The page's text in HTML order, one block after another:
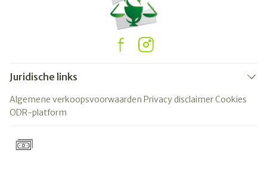
Juridische links
Algemene verkoopsvoorwaarden Privacy disclaimerCookies
ODR-platform